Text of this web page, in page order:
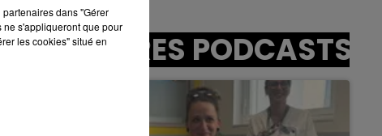
AUTRES PODCASTS
dans "Gérer
ne s'appliqueront que pour
les cookies" situé en